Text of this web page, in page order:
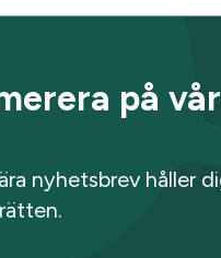
på
nyhetsbrev håller